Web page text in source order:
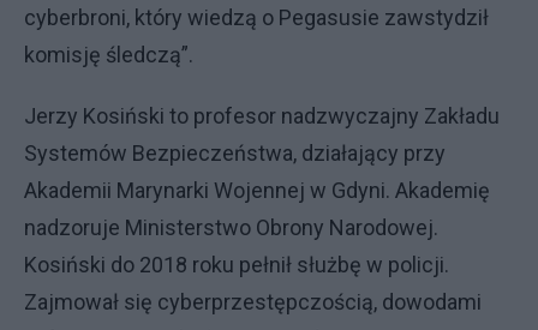
cyberbroni, który wiedzą o Pegasusie zawstydził
komisję śledczą”.
Jerzy Kosiński to profesor nadzwyczajny Zakładu
Systemów Bezpieczeństwa, działający przy
Akademii Marynarki Wojennej w Gdyni. Akademię
nadzoruje Ministerstwo Obrony Narodowej.
Kosiński do 2018 roku pełnił służbę w policji.
Zajmował się cyberprzestępczością, dowodami